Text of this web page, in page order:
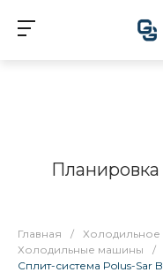
Планировка
Главная /
Холодильные машины
/
Сплит-система Polus-Sar